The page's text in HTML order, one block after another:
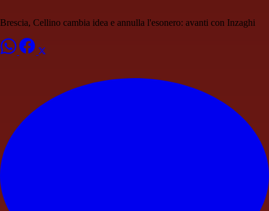
Brescia, Cellino cambia idea e annulla l'esonero: avanti con Inzaghi